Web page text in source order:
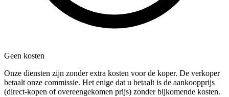
Geen kosten
Onze diensten zijn zonder extra kosten voor de koper. De verkoper
betaalt onze commissie. Het enige dat u betaalt is de aankoopprijs
(direct-kopen of overeengekomen prijs) zonder bijkomende kosten.